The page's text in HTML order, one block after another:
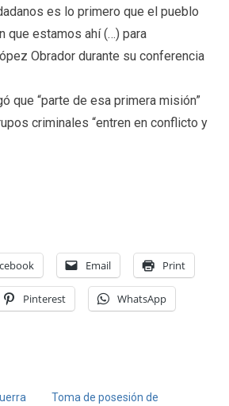
es lo primero que el pueblo
que estamos ahí (…) para
Obrador durante su conferencia
que “parte de esa primera misión”
criminales “entren en conflicto y
Email Print
Pinterest WhatsApp
Toma de posesión de